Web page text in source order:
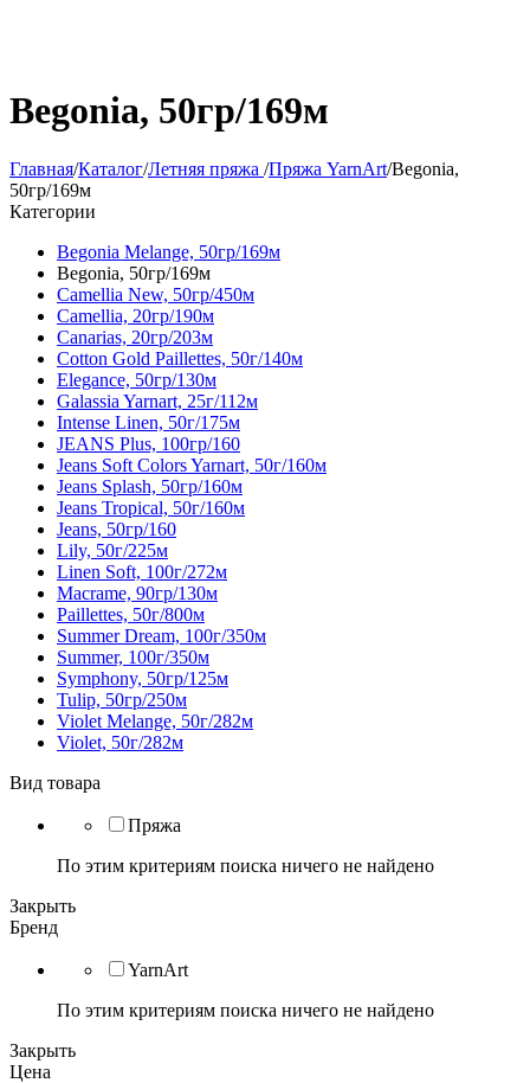
Begonia, 50гр/169м
Главная/Каталог/Летняя пряжа /Пряжа YarnArt/Begonia,
50гр/169м
Категории
Begonia Melange, 50гр/169м
Begonia, 50гр/169м
Camellia New, 50гр/450м
Camellia, 20гр/190м
Canarias, 20гр/203м
Cotton Gold Paillettes, 50г/140м
Elegance, 50гр/130м
Galassia Yarnart, 25г/112м
Intense Linen, 50г/175м
JEANS Plus, 100гр/160
Jeans Soft Colors Yarnart, 50г/160м
Jeans Splash, 50гр/160м
Jeans Tropical, 50г/160м
Jeans, 50гр/160
Lily, 50г/225м
Linen Soft, 100г/272м
Macrame, 90гр/130м
Paillettes, 50г/800м
Summer Dream, 100г/350м
Summer, 100г/350м
Symphony, 50гр/125м
Tulip, 50гр/250м
Violet Melange, 50г/282м
Violet, 50г/282м
Вид товара
Пряжа
По этим критериям поиска ничего не найдено
Закрыть
Бренд
YarnArt
По этим критериям поиска ничего не найдено
Закрыть
Цена